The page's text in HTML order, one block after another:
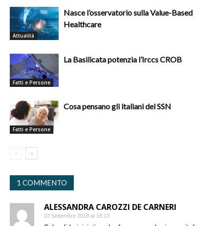
Attualità
Nasce l’osservatorio sulla Value-Based
Healthcare
Fatti e Persone
La Basilicata potenzia l’Irccs CROB
Fatti e Persone
Cosa pensano gli italiani del SSN
1 COMMENTO
ALESSANDRA CAROZZI DE CARNERI
22 Settembre 2019 at 18:13